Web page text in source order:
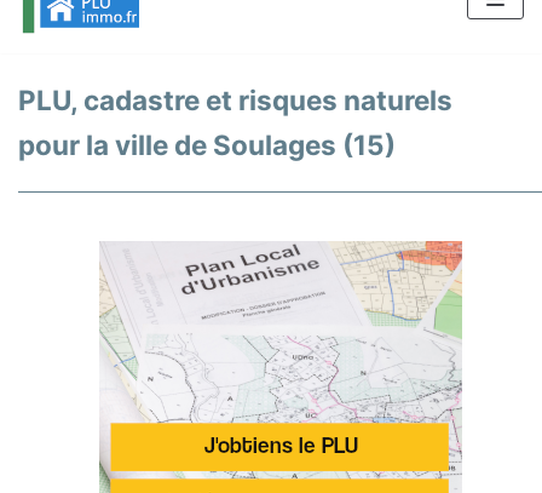
PLU, cadastre et risques naturels
pour la ville de Soulages (15)